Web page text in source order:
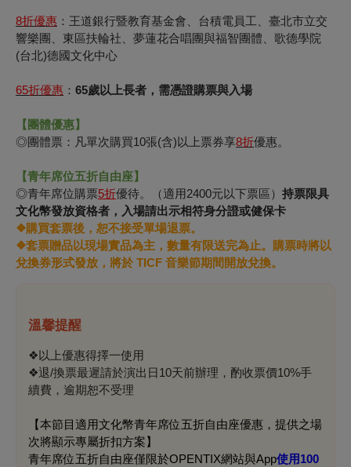
8折優惠 ：王道銀行暨教育基金會、台積電員工、臺北市立交
響樂團、東區扶輪社、夢蓮花合唱團與福智團體、歌德學院
(台北)德國文化中心
65折優惠 ： 65歲以上長者，需憑證購票與入場
【團體優惠】
◎團體票：凡單次購買10張(含)以上票券享8折優惠。
【青年席位五折自由座】
◎青年席位購票5折優待。（適用2400元以下票區） 持票限具
文化幣發放資格者，入場請出示相符身分證或健保卡
❖購買套票後，恕不接受單場退票。
❖套票贈品以現場實品為主，數量有限送完為止。購票時將以
兌換券形式發放，將於 TICF 音樂節期間開放兌換。
溫馨提醒
❖以上優惠得擇一使用
❖退/換票最遲請於演出日10天前辦理，酌收票價10%手
續費，逾期恕不受理
【本節目適用文化幣青年席位五折自由座優惠，提供之場
次將顯示專屬折扣方案】
青年席位五折自由座僅限於OPENTIX網站與App使用100